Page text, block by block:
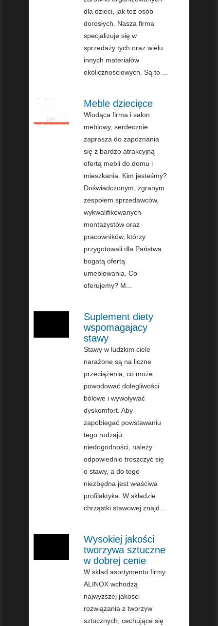
dla dzieci, jak też osób
dorosłych. Nasza firma
specjalizuje się w
sprzedaży tych oraz wielu
innych materiałów
okolicznościowych. Są to ...
Meble dziecięce
Wiodąca firma i salon
meblowy, serdecznie
zaprasza do zapoznania
się z bardzo atrakcyjną
ofertą mebli do domu i
mieszkania. Kim jesteśmy?
Doświadczonym, zgranym
zespołem sprzedawców,
wykwalifikowanych
montażystów oraz
pracowników, którzy
przygotowali dla Państwa
bogatą ofertą
umeblowania. Co
oferujemy? M...
Suplement diety
wspomagajacy
stawy
Stawy w ludzkim ciele
narażone są na liczne
przeciążenia, co może
powodować dolegliwości
bólowe i wywoływać
dyskomfort. Aby
zapobiegać powstawaniu
tego rodzaju
niedogodności, należy
odpowiednio troszczyć się
o stawy, a do tego
niezbędna jest właściwa
profilaktyka. W składzie
chrząstki stawowej znajd...
Wysokiej jakości
tworzywa sztuczne
w dobrej cenie
W skład asortymentu firmy
ALINOX wchodzą
najwyższej jakości
rozwiązania z tworzyw
sztucznych, cechujące się